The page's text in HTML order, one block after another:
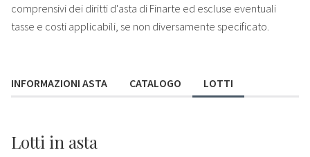
comprensivi dei diritti d'asta di Finarte ed escluse eventuali
tasse e costi applicabili, se non diversamente specificato.
INFORMAZIONI ASTA CATALOGO LOTTI
Lotti in asta